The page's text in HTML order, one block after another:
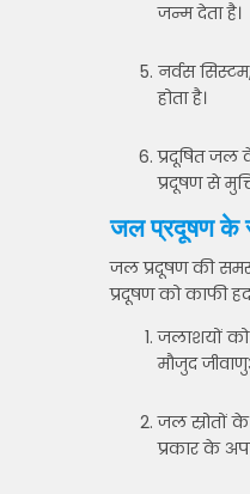
जन्म देता है।
नर्वस
होता है।
प्रदूषित
प्रदूषण से
जल प्रदूषण के
जल प्रदूषण की
प्रदूषण को काफी
जलाशयों को
मौजुद
जल स्रोतों
प्रकार के